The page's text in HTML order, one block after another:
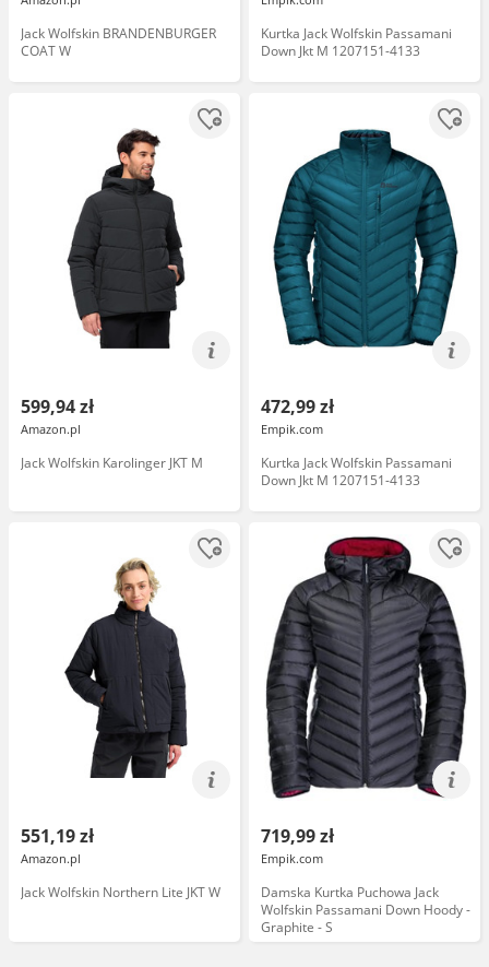
Jack Wolfskin BRANDENBURGER
COAT W
Kurtka Jack Wolfskin Passamani
Down Jkt M 1207151-4133
599,94 zł
Amazon.pl
Jack Wolfskin Karolinger JKT M
472,99 zł
Empik.com
Kurtka Jack Wolfskin Passamani
Down Jkt M 1207151-4133
551,19 zł
Amazon.pl
Jack Wolfskin Northern Lite JKT W
719,99 zł
Empik.com
Damska Kurtka Puchowa Jack
Wolfskin Passamani Down Hoody -
Graphite - S